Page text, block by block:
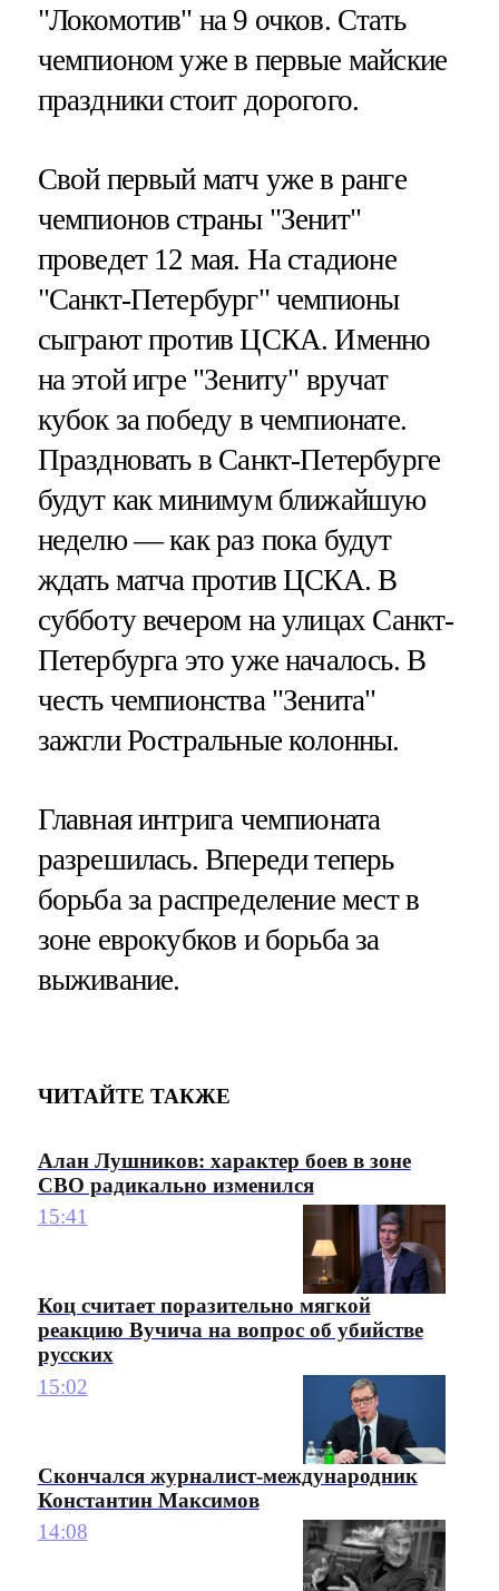
"Локомотив" на 9 очков. Стать
чемпионом уже в первые майские
праздники стоит дорогого.
Свой первый матч уже в ранге
чемпионов страны "Зенит"
проведет 12 мая. На стадионе
"Санкт-Петербург" чемпионы
сыграют против ЦСКА. Именно
на этой игре "Зениту" вручат
кубок за победу в чемпионате.
Праздновать в Санкт-Петербурге
будут как минимум ближайшую
неделю — как раз пока будут
ждать матча против ЦСКА. В
субботу вечером на улицах Санкт-
Петербурга это уже началось. В
честь чемпионства "Зенита"
зажгли Ростральные колонны.
Главная интрига чемпионата
разрешилась. Впереди теперь
борьба за распределение мест в
зоне еврокубков и борьба за
выживание.
ЧИТАЙТЕ ТАКЖЕ
Алан Лушников: характер боев в зоне
СВО радикально изменился
15:41
Коц считает поразительно мягкой
реакцию Вучича на вопрос об убийстве
русских
15:02
Скончался журналист-международник
Константин Максимов
14:08